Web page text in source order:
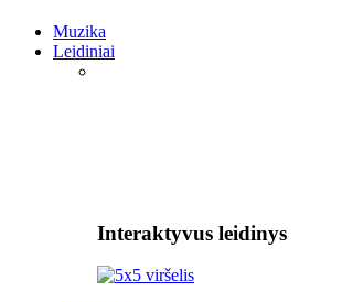
Muzika
Leidiniai
Interaktyvus leidinys